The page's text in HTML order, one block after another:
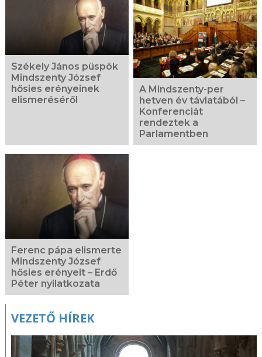
Székely János püspök
Mindszenty József
hősies erényeinek
elismeréséről
A Mindszenty-per
hetven év távlatából –
Konferenciát
rendeztek a
Parlamentben
Ferenc pápa elismerte
Mindszenty József
hősies erényeit – Erdő
Péter nyilatkozata
VEZETŐ HÍREK